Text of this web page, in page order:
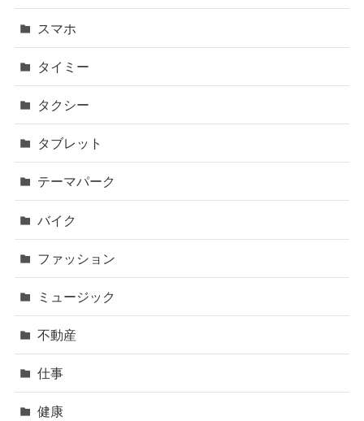
スマホ
タイミー
タクシー
タブレット
テーマパーク
バイク
ファッション
ミュージック
不動産
仕事
健康